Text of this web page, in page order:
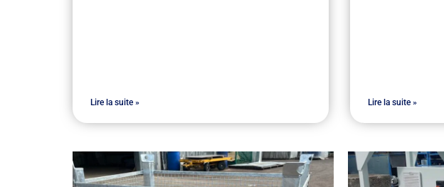
Lire la suite » Lire la suite »